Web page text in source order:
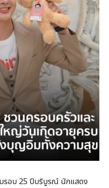
บรอบ 25 ปีบริบูรณ์ นักแสดง